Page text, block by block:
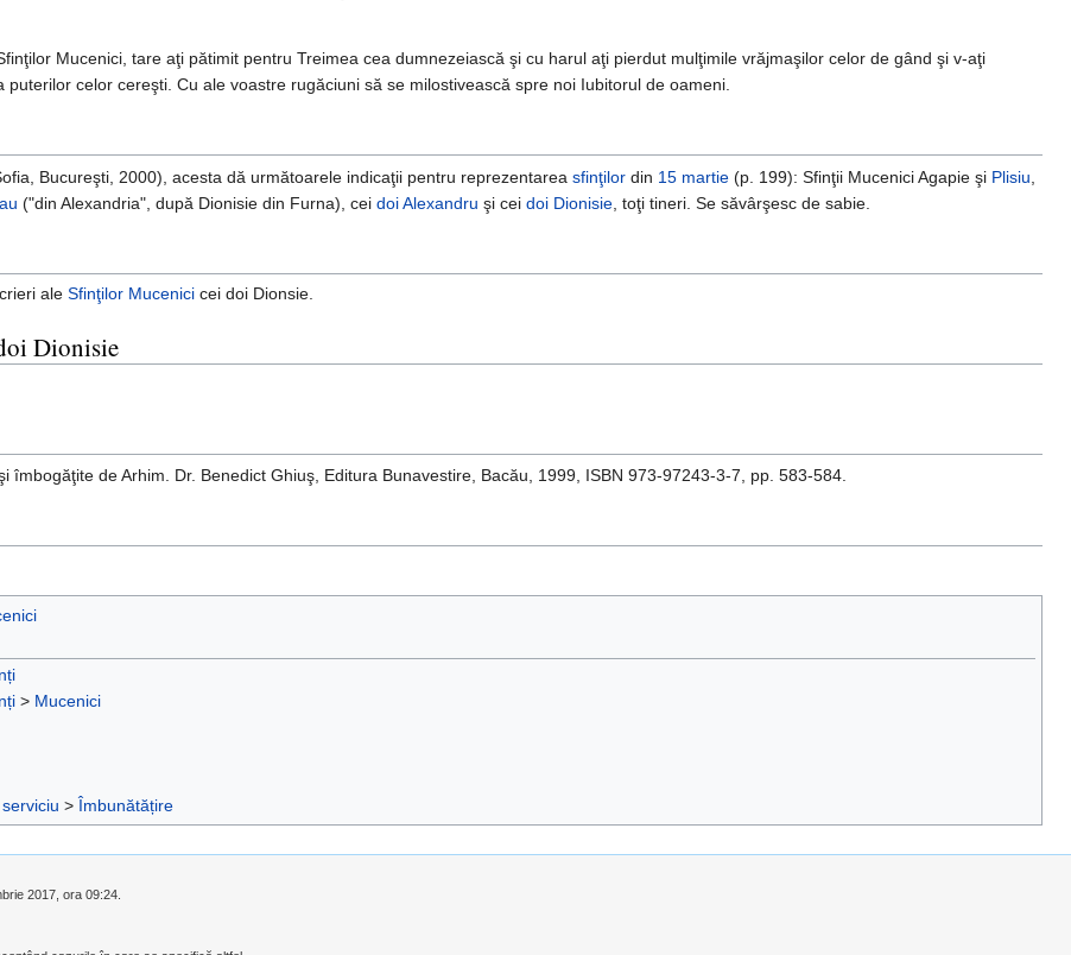
Mucenici, tare aţi pătimit pentru Treimea cea dumnezeiască şi cu harul aţi pierdut mulţimile vrăjmaşilor celor de gând şi v-aţi
celor cereşti. Cu ale voastre rugăciuni să se milostivească spre noi Iubitorul de oameni.
Bucureşti, 2000), acesta dă următoarele indicaţii pentru reprezentarea sfinţilor din 15 martie (p. 199): Sfinţii Mucenici Agapie şi Plisiu
("din Alexandria", după Dionisie din Furna), cei doi Alexandru şi cei doi Dionisie , toţi tineri. Se săvârşesc de sabie.
aleSfinţilor Mucenici cei doi Dionsie.
Dionisie
îmbogăţite de Arhim. Dr. Benedict Ghiuş, Editura Bunavestire, Bacău, 1999, ISBN 973-97243-3-7, pp. 583-584.
> Mucenici
> Îmbunătățire
2017, ora 09:24.